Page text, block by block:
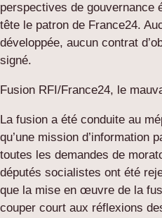
perspectives de gouvernance
tête le patron de France24.
développée, aucun contrat
signé.
Fusion RFI/France24, le
La fusion a été conduite au
qu’une mission d’information
toutes les demandes de
députés socialistes ont été
que la mise en œuvre de la
couper court aux réflexions